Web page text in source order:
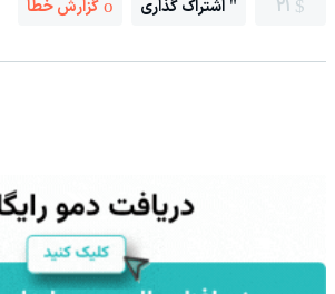
21 اشتراک گذاری گزارش خطا